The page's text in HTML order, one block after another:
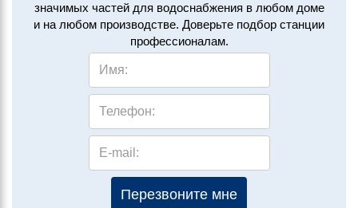
значимых частей для водоснабжения в любом доме
и на любом производстве. Доверьте подбор станции
профессионалам.
Имя:
Телефон:
E-mail:
Перезвоните мне